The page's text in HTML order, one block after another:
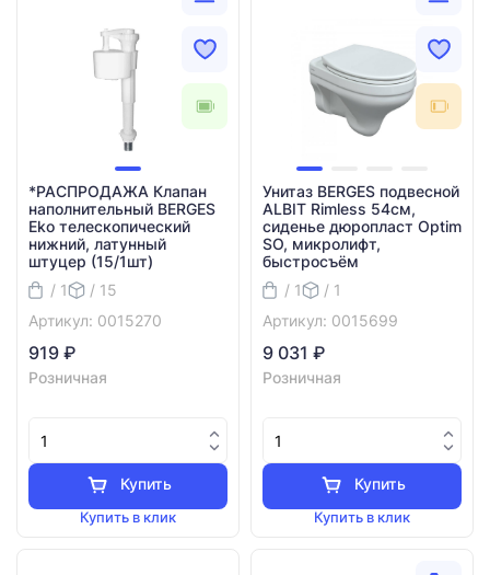
*РАСПРОДАЖА Клапан
наполнительный BERGES
Eko телескопический
нижний, латунный
штуцер (15/1шт)
/ 1
/ 15
Артикул: 0015270
919 ₽
Розничная
Купить
Купить в клик
Унитаз BERGES подвесной
ALBIT Rimless 54см,
сиденье дюропласт Optim
SO, микролифт,
быстросъём
/ 1
/ 1
Артикул: 0015699
9 031 ₽
Розничная
Купить
Купить в клик